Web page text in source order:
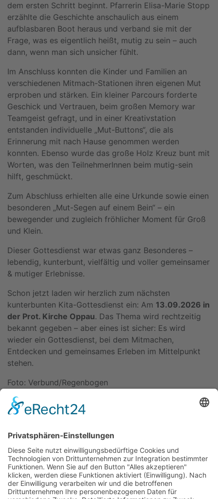
dem ersten Schritt beginnt. Pfarrerin Elisa-Marie Stopp
erzählte die Geschichte anschaulich aus einem
aufblasbaren Boot heraus und verband sie mit der
Frage, was es eigentlich heißt, mutig zu sein – auch
dann, wenn man sich unsicher fühlt.
Im Anschluss konnten die Kinder und Familien an
verschiedenen Mitmach-Stationen ihren eigenen Mut
erproben und stärken. Ein kleiner Parcours forderte
Geschick und Vertrauen, beim großen Memory war
Teamgeist gefragt, und in einer Kreativstation
entstanden individuelle „Mut-Buttons“, die als
Erinnerung mit nach Hause genommen werden
konnten. Ebenso wurde das große Holz Kreuz bunt mit
Worten, was den TeilnehmerInnen beim mutig-sein
hilft, geschmückt.
Zum Abschluss erhielten alle eine Urkunde sowie einen
besonderen „Mut-Segen auf einem Bein“ – ein
bewegender und zugleich fröhlicher Moment für Groß
und Klein.
Dieser Gottesdienst war etwas ganz Besonderes –
lebendig, kunterbunt, vielfältig und voller gemeinsamer
& mutiger Erlebnisse.
Schon jetzt laden wir herzlich zum nächsten
kunterbunten Kita-Gottesdienst ein: Am 13.09.2026 in
der Prot. Kirche Oppau. Das Thema wird rechtzeitig
bekannt gegeben – aber eines ist sicher: Es wird
wieder ein Gottesdienst, bei dem Mitmachen,
Entdecken und gemeinsames Erleben im Mittelpunkt
stehen.
Foto: Verbund/Regenbogen
Foto: Verbund/Regenbogen
Kitas
Übersicht
Über uns
Struktur